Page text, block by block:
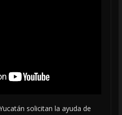
solicitan la ayuda de